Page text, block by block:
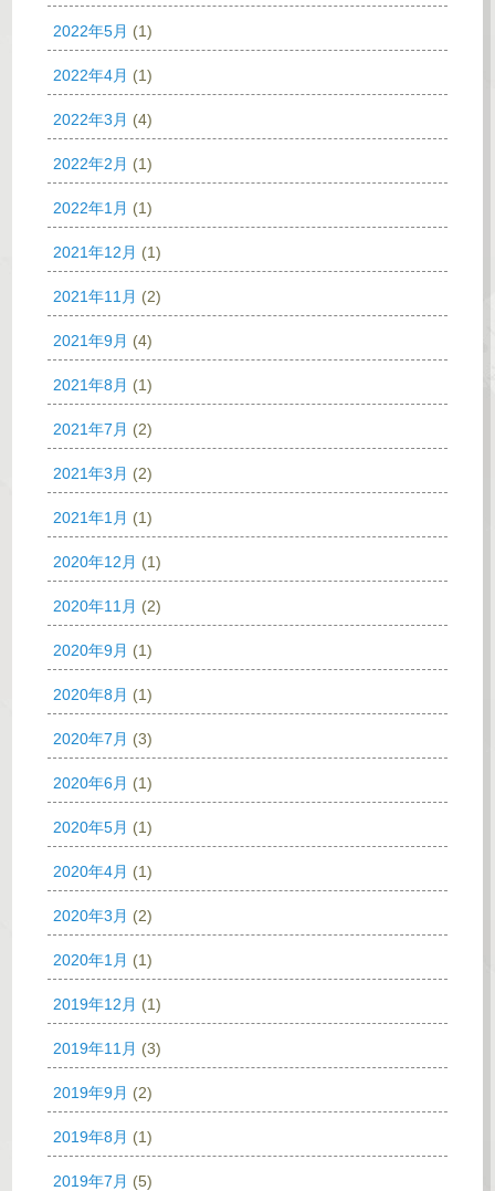
2022年5月 (1)
2022年4月 (1)
2022年3月 (4)
2022年2月 (1)
2022年1月 (1)
2021年12月 (1)
2021年11月 (2)
2021年9月 (4)
2021年8月 (1)
2021年7月 (2)
2021年3月 (2)
2021年1月 (1)
2020年12月 (1)
2020年11月 (2)
2020年9月 (1)
2020年8月 (1)
2020年7月 (3)
2020年6月 (1)
2020年5月 (1)
2020年4月 (1)
2020年3月 (2)
2020年1月 (1)
2019年12月 (1)
2019年11月 (3)
2019年9月 (2)
2019年8月 (1)
2019年7月 (5)